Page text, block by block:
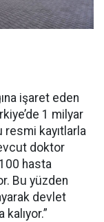
işaret eden
1 milyar
kayıtlarla
doktor
hasta
Bu yüzden
devlet